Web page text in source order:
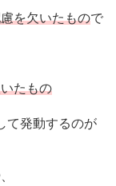
を欠いたもので
たもの
て発動するのが